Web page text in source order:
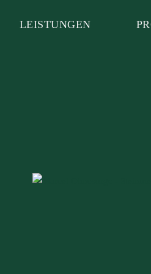
LEISTUNGEN